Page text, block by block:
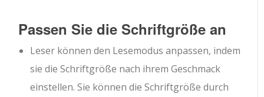
Passen Sie die Schriftgröße an
Leser können den Lesemodus anpassen, indem
sie die Schriftgröße nach ihrem Geschmack
einstellen. Sie können die Schriftgröße durch